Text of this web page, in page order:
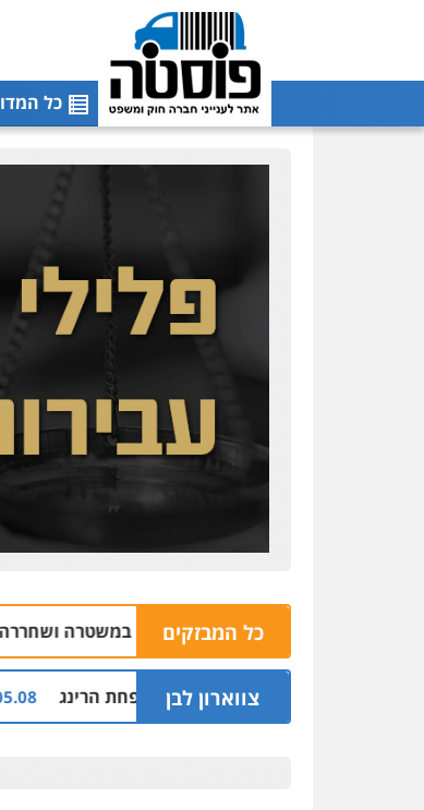
כל
כל המבזקים
השופטת נזפה במשטרה ושחררה שני חשודים
צווארון לבן
ההלוואות של משפחת הרינג 05.08 | 16:14